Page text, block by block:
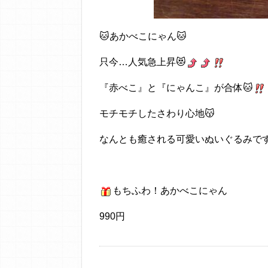
🐱あかべこにゃん🐱
只今…人気急上昇😻
『赤べこ』と『にゃんこ』が合体🐱
モチモチしたさわり心地😽
なんとも癒される可愛いぬいぐるみで
もちふわ！あかべこにゃん
990円